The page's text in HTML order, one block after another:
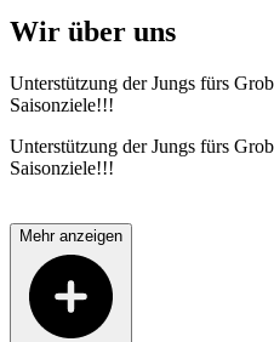
Wir über uns
Unterstützung der Jungs fürs
Saisonziele!!!
Unterstützung der Jungs fürs
Saisonziele!!!
Mehr anzeigen